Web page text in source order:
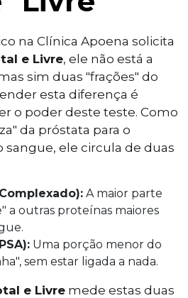
na Clínica Apoena solicita
e Livre, ele não está a
sim duas "frações" do
esta diferença é
o poder deste teste. Como
da próstata para o
sangue, ele circula de duas
A maior parte
a outras proteínas maiores
Uma porção menor do
sem estar ligada a nada.
e Livre mede estas duas